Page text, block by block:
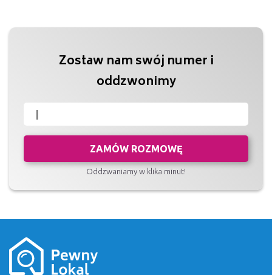
Zostaw nam swój numer i
oddzwonimy
ZAMÓW ROZMOWĘ
Oddzwaniamy w klika minut!